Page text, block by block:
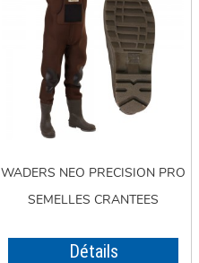
WADERS NEO PRECISION PRO
SEMELLES CRANTEES
Détails